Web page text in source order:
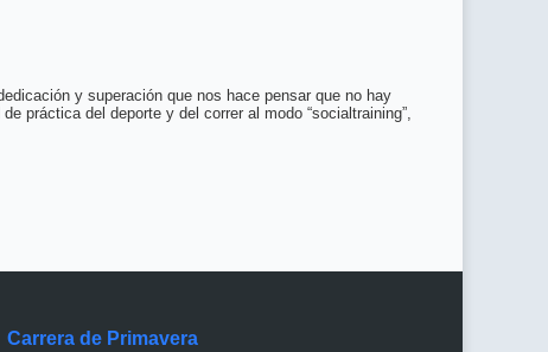
y superación que nos hace pensar que no hay
práctica del deporte y del correr al modo “socialtraining”,
Carrera de Primavera